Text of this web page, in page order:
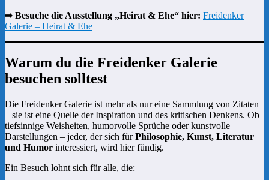
➡ Besuche die Ausstellung „Heirat & Ehe“ hier: Freidenker
Galerie – Heirat & Ehe
Warum du die Freidenker Galerie
besuchen solltest
Die Freidenker Galerie ist mehr als nur eine Sammlung von Zitaten
– sie ist eine Quelle der Inspiration und des kritischen Denkens. Ob
tiefsinnige Weisheiten, humorvolle Sprüche oder kunstvolle
Darstellungen – jeder, der sich fürPhilosophie, Kunst, Literatur
und Humor interessiert, wird hier fündig.
Ein Besuch lohnt sich für alle, die: